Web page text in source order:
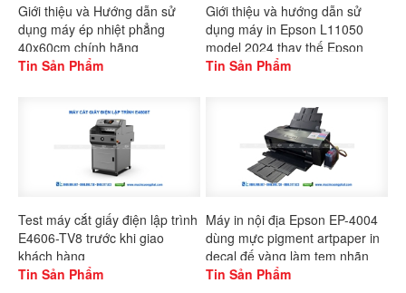
Giới thiệu và Hướng dẫn sử
dụng máy ép nhiệt phẳng
40x60cm chính hãng
Gaoshang
Tin Sản Phẩm
Giới thiệu và hướng dẫn sử
dụng máy in Epson L11050
model 2024 thay thế Epson
L1300
Tin Sản Phẩm
Test máy cắt giấy điện lập trình
E4606-TV8 trước khi giao
khách hàng
Tin Sản Phẩm
Máy in nội địa Epson EP-4004
dùng mực pigment artpaper in
decal đế vàng làm tem nhãn
Tin Sản Phẩm